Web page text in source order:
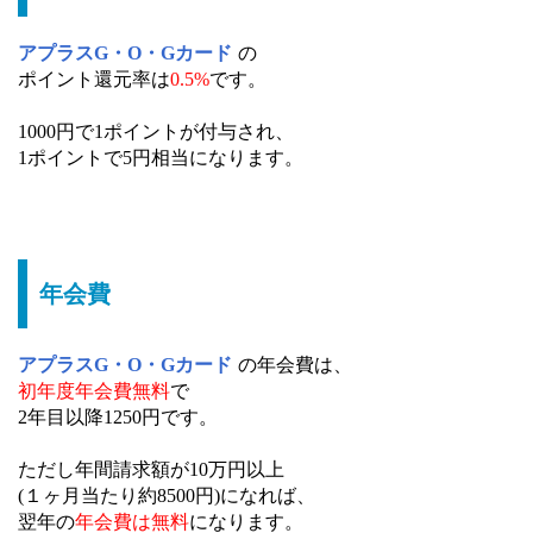
アプラスG・O・Gカード の
ポイント還元率は0.5%です。
1000円で1ポイントが付与され、
1ポイントで5円相当になります。
年会費
アプラスG・O・Gカード の年会費は、
初年度年会費無料で
2年目以降1250円です。
ただし年間請求額が10万円以上
(１ヶ月当たり約8500円)になれば、
翌年の年会費は無料になります。